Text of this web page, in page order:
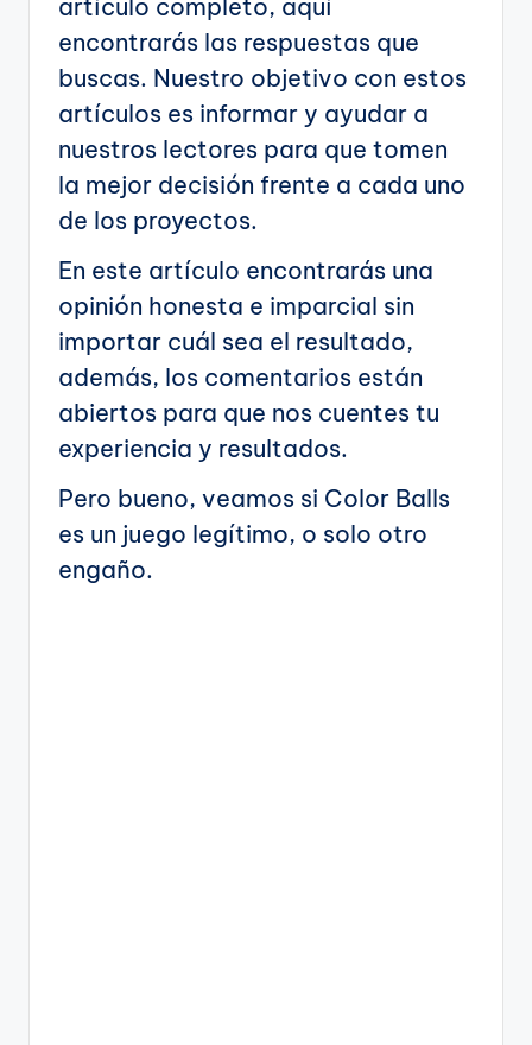
artículo completo, aquí
encontrarás las respuestas que
buscas. Nuestro objetivo con estos
artículos es informar y ayudar a
nuestros lectores para que tomen
la mejor decisión frente a cada uno
de los proyectos.
En este artículo encontrarás una
opinión honesta e imparcial sin
importar cuál sea el resultado,
además, los comentarios están
abiertos para que nos cuentes tu
experiencia y resultados.
Pero bueno, veamos si Color Balls
es un juego legítimo, o solo otro
engaño.